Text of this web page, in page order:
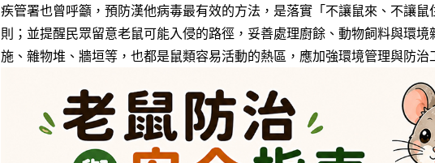
疾管署也曾呼籲，預防漢他病毒最有效的方法，是落實「不讓鼠來、不讓鼠
則；並提醒民眾留意老鼠可能入侵的路徑，妥善處理廚餘、動物飼料與環境
施、雜物堆、牆垣等，也都是鼠類容易活動的熱區，應加強環境管理與防治